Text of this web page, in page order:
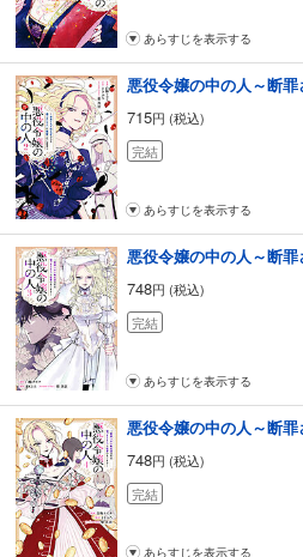
あらすじを表示する
715円 (税込)
完結
あらすじを表示する
748円 (税込)
完結
あらすじを表示する
748円 (税込)
完結
あらすじを表示する